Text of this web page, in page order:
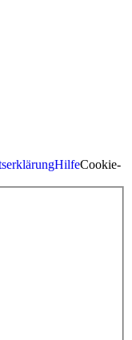
HilfeCookie-